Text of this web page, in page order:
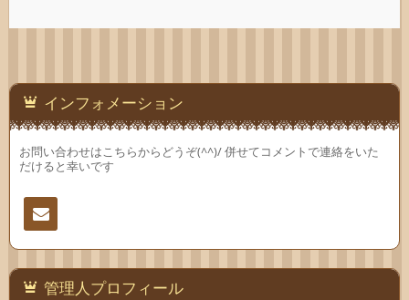
インフォメーション
お問い合わせはこちらからどうぞ(^^)/ 併せてコメントで連絡をいた
だけると幸いです
連絡
先 管理人プロフィール